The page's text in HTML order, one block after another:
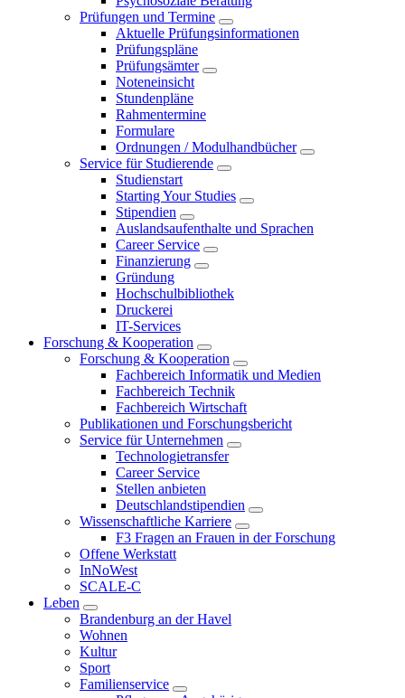
Prüfungen und Termine
Aktuelle Prüfungsinformationen
Prüfungspläne
Prüfungsämter
Noteneinsicht
Stundenpläne
Rahmentermine
Formulare
Ordnungen / Modulhandbücher
Service für Studierende
Studienstart
Starting Your Studies
Stipendien
Auslandsaufenthalte und Sprachen
Career Service
Finanzierung
Gründung
Hochschulbibliothek
Druckerei
IT-Services
Forschung & Kooperation
Forschung & Kooperation
Fachbereich Informatik und Medien
Fachbereich Technik
Fachbereich Wirtschaft
Publikationen und Forschungsbericht
Service für Unternehmen
Technologietransfer
Career Service
Stellen anbieten
Deutschlandstipendien
Wissenschaftliche Karriere
F3 Fragen an Frauen in der Forschung
Offene Werkstatt
InNoWest
SCALE-C
Leben
Brandenburg an der Havel
Wohnen
Kultur
Sport
Familienservice